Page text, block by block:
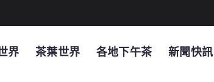
界 茶葉世界 各地下午茶 新聞快訊